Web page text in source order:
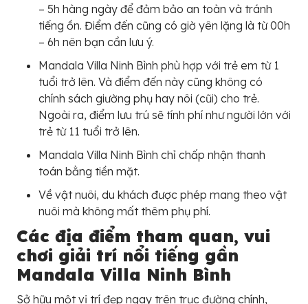
– 5h hàng ngày để đảm bảo an toàn và tránh
tiếng ồn. Điểm đến cũng có giờ yên lặng là từ 00h
– 6h nên bạn cần lưu ý.
Mandala Villa Ninh Bình phù hợp với trẻ em từ 1
tuổi trở lên. Và điểm đến này cũng không có
chính sách giường phụ hay nôi (cũi) cho trẻ.
Ngoài ra, điểm lưu trú sẽ tính phí như người lớn với
trẻ từ 11 tuổi trở lên.
Mandala Villa Ninh Bình chỉ chấp nhận thanh
toán bằng tiền mặt.
Về vật nuôi, du khách được phép mang theo vật
nuôi mà không mất thêm phụ phí.
Các địa điểm tham quan, vui
chơi giải trí nổi tiếng gần
Mandala Villa Ninh Bình
Sở hữu một vị trí đẹp ngay trên trục đường chính,